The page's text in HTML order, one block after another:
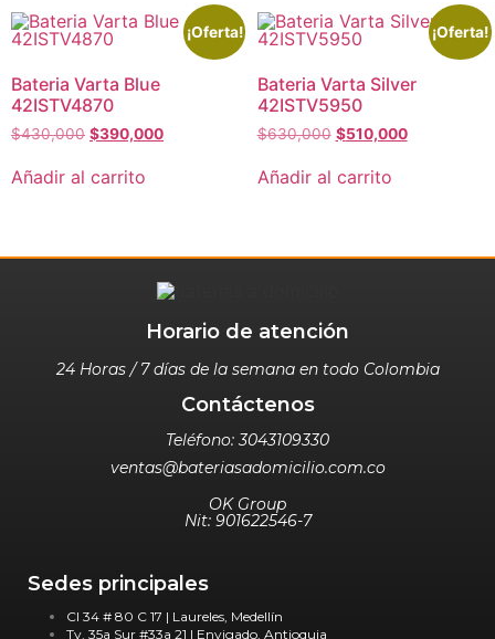
¡Oferta!
Bateria Varta Blue
42ISTV4870
$430,000 $390,000
Añadir al carrito
¡Oferta!
Bateria Varta Silver
42ISTV5950
$630,000 $510,000
Añadir al carrito
Horario de atención
24 Horas / 7 días de la semana en todo Colombia
Contáctenos
Teléfono: 3043109330
ventas@bateriasadomicilio.com.co
OK Group
Nit: 901622546-7
Sedes principales
Cl 34 # 80 C 17 | Laureles, Medellín
Tv. 35a Sur #33a 21 | Envigado, Antioquia